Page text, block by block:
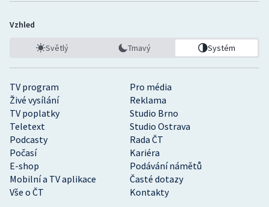
TV program
Pro média
Živé vysílání
Reklama
TV poplatky
Studio Brno
Teletext
Studio Ostrava
Podcasty
Rada ČT
Počasí
Kariéra
E-shop
Podávání námětů
Mobilní a TV aplikace
Časté dotazy
Vše o ČT
Kontakty
Vzhled
Světlý Tmavý Systém